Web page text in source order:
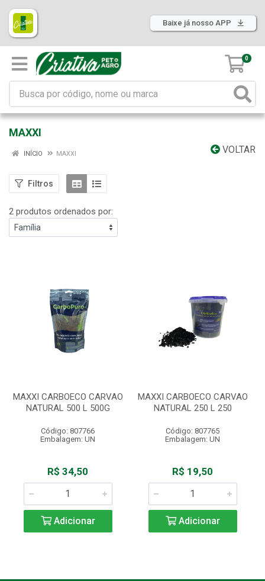
Baixe já nosso APP
0
MAXXI
VOLTAR
INÍCIO MAXXI
Filtros
2 produtos ordenados por:
MAXXI CARBOECO CARVAO
NATURAL 500 L 500G
Código: 807766
Embalagem: UN
R$ 34,50
Adicionar
MAXXI CARBOECO CARVAO
NATURAL 250 L 250
Código: 807765
Embalagem: UN
R$ 19,50
Adicionar